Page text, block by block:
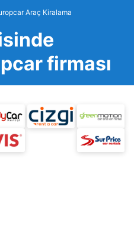
Araç Kiralama
firması